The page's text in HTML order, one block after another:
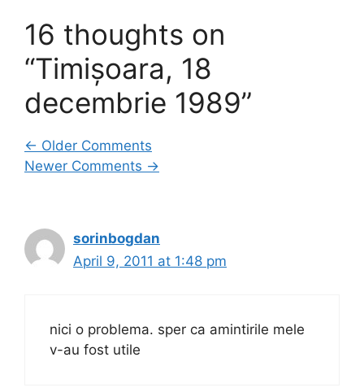
16 thoughts on
“Timișoara, 18
decembrie 1989”
Comment
← Older Comments
Newer Comments →
sorinbogdan
April 9, 2011 at 1:48 pm
nici o problema. sper ca amintirile mele
v-au fost utile